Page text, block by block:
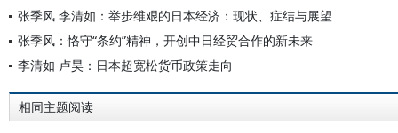
张季风 李清如：举步维艰的日本经济：现状、症结与展望
张季风：恪守“条约”精神，开创中日经贸合作的新未来
李清如 卢昊：日本超宽松货币政策走向
相同主题阅读